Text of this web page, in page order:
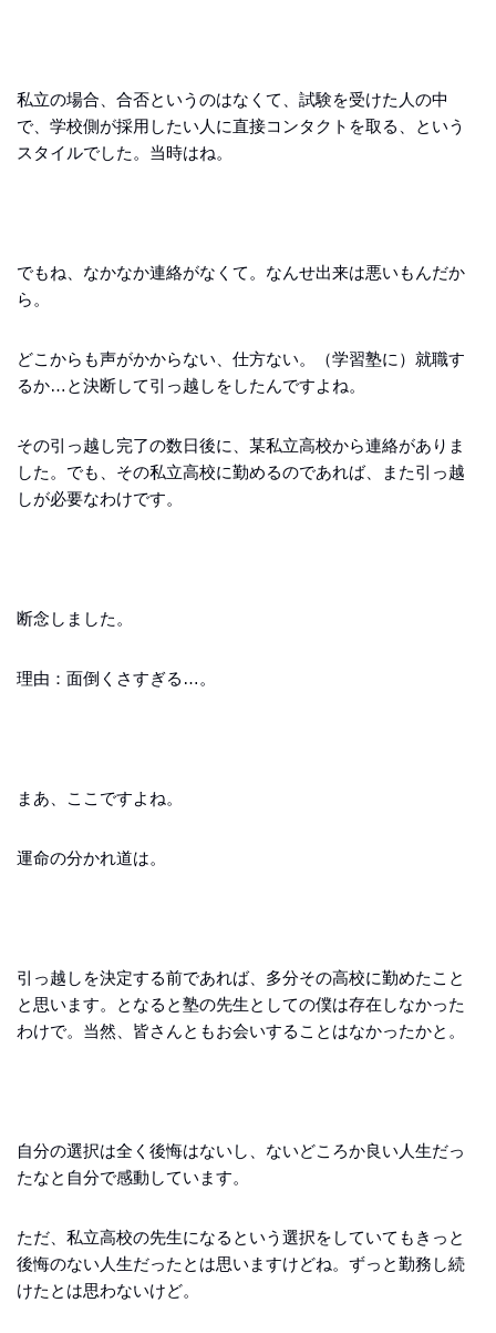
私立の場合、合否というのはなくて、試験を受けた人の中
で、学校側が採用したい人に直接コンタクトを取る、という
スタイルでした。当時はね。
でもね、なかなか連絡がなくて。なんせ出来は悪いもんだか
ら。
どこからも声がかからない、仕方ない。（学習塾に）就職す
るか…と決断して引っ越しをしたんですよね。
その引っ越し完了の数日後に、某私立高校から連絡がありま
した。でも、その私立高校に勤めるのであれば、また引っ越
しが必要なわけです。
断念しました。
理由：面倒くさすぎる…。
まあ、ここですよね。
運命の分かれ道は。
引っ越しを決定する前であれば、多分その高校に勤めたこと
と思います。となると塾の先生としての僕は存在しなかった
わけで。当然、皆さんともお会いすることはなかったかと。
自分の選択は全く後悔はないし、ないどころか良い人生だっ
たなと自分で感動しています。
ただ、私立高校の先生になるという選択をしていてもきっと
後悔のない人生だったとは思いますけどね。ずっと勤務し続
けたとは思わないけど。